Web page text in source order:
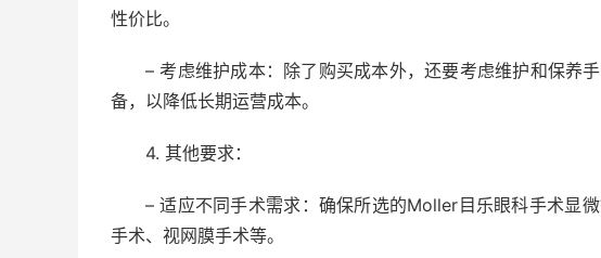
性价比。
– 考虑维护成本：除了购买成本外，还要考虑维护和保养
备，以降低长期运营成本。
4. 其他要求：
– 适应不同手术需求：确保所选的Moller目乐眼科手术显
手术、视网膜手术等。